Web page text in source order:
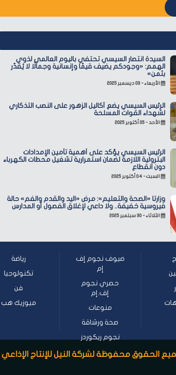
السيدة انتصار السيسي تحتفي باليوم العالمي لذوي
الهمم: «وجودكم يضيف قيمًا وإنسانية وجمالًا لا يُقدّر
بثمن»
الأربعاء - ٠٣ ديسمبر ٢٠٢٥
الرئيس السيسي يضع أكاليل الزهور على النصب التذكاري
لشهداء القوات المسلحة
الأحد - ٠٥ أكتوبر ٢٠٢٥
الرئيس السيسي يؤكد على أهمية تأمين الإمدادات
البترولية اللازمة لضمان استمرارية تشغيل محطات الكهرباء
دون انقطاع
السبت - ٠٤ أكتوبر ٢٠٢٥
وزارتا «الصحة والتعليم»: مرض «اليد والقدم والفم» حالة
فيروسية خفيفة.. ولا داعي لإغلاق الفصول أو المدارس
الثلاثاء - ٣٠ سبتمبر ٢٠٢٥
ضيوف نجوم إف
إم
حصري نجوم
إف.إم
منوعات
صحة ورشاقة
نجوم ريكوردز
رياضة
تكنولوجيا
فن
ميوزيك هب
الحقوق محفوظة لشركة النيل للإنتاج الإذاعي